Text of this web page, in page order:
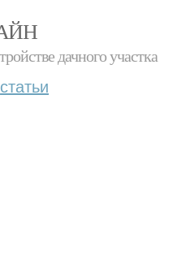
дачного участка
статьи